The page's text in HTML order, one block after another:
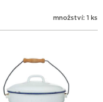
množství: 1 ks